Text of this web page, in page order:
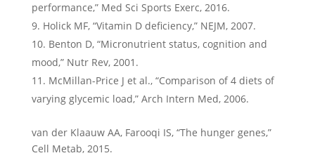
performance,” Med Sci Sports Exerc, 2016.
Holick MF, “Vitamin D deficiency,” NEJM, 2007.
Benton D, “Micronutrient status, cognition and
mood,” Nutr Rev, 2001.
McMillan-Price J et al., “Comparison of 4 diets of
varying glycemic load,” Arch Intern Med, 2006.
van der Klaauw AA, Farooqi IS, “The hunger genes,”
Cell Metab, 2015.